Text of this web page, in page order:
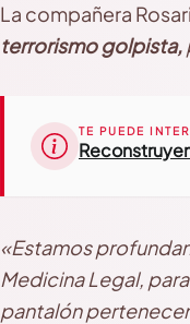
La compañera
terrorismo golpista,
TE PUEDE
«Estamos
Medicina Legal,
pantalón